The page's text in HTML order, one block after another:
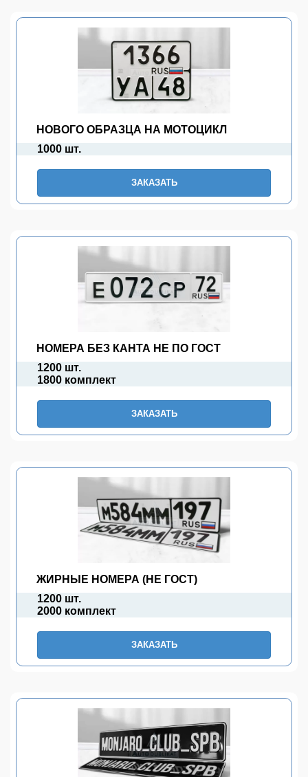
НОВОГО ОБРАЗЦА НА МОТОЦИКЛ
1000 шт.
ЗАКАЗАТЬ
НОМЕРА БЕЗ КАНТА НЕ ПО ГОСТ
1200 шт.
1800 комплект
ЗАКАЗАТЬ
ЖИРНЫЕ НОМЕРА (НЕ ГОСТ)
1200 шт.
2000 комплект
ЗАКАЗАТЬ